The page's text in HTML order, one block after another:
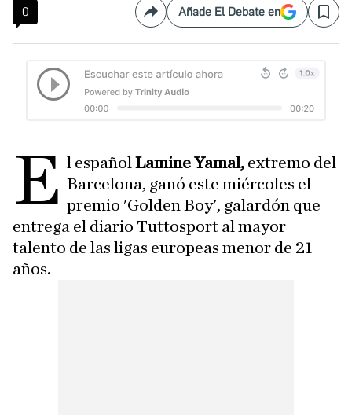
0 CompartirAñade El Debate en Save
E l españolLamine Yamal, extremo del
Barcelona, ganó este miércoles el
premio 'Golden Boy', galardón que
entrega el diario Tuttosport al mayor
talento de las ligas europeas menor de 21
años.